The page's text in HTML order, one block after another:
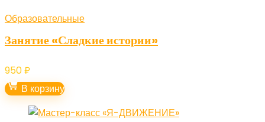
Образовательные
Занятие «Сладкие истории»
950₽
В корзину